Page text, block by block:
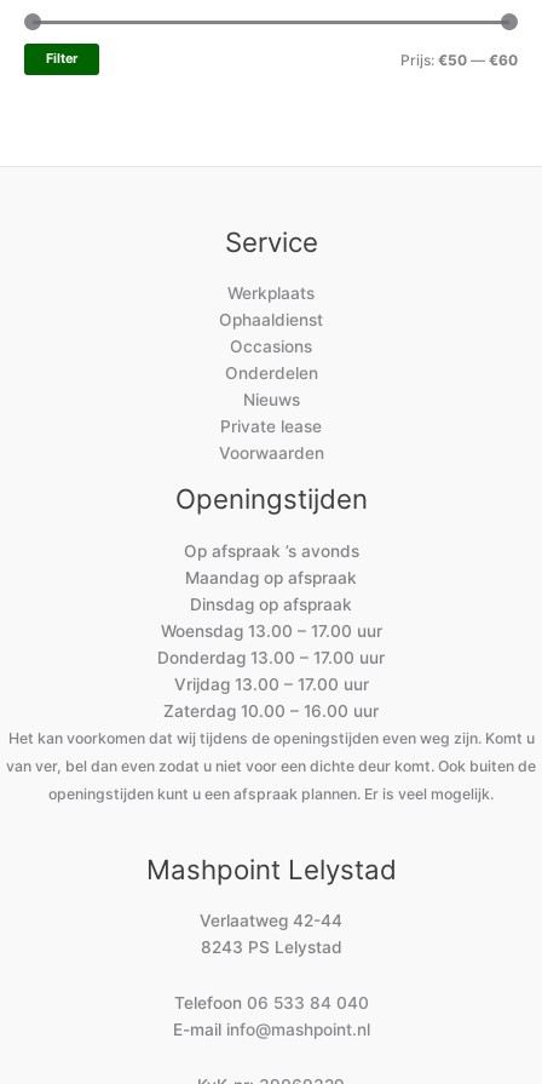
Filter Prijs: €50 — €60
Service
Werkplaats
Ophaaldienst
Occasions
Onderdelen
Nieuws
Private lease
Voorwaarden
Openingstijden
Op afspraak ’s avonds
Maandag op afspraak
Dinsdag op afspraak
Woensdag 13.00 – 17.00 uur
Donderdag 13.00 – 17.00 uur
Vrijdag 13.00 – 17.00 uur
Zaterdag 10.00 – 16.00 uur
Het kan voorkomen dat wij tijdens de openingstijden even weg zijn. Komt u
van ver, bel dan even zodat u niet voor een dichte deur komt. Ook buiten de
openingstijden kunt u een afspraak plannen. Er is veel mogelijk.
Mashpoint Lelystad
Verlaatweg 42-44
8243 PS Lelystad
Telefoon 06 533 84 040
E-mail info@mashpoint.nl